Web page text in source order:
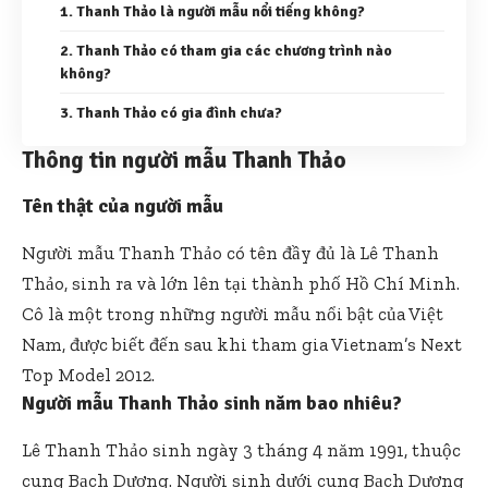
1. Thanh Thảo là người mẫu nổi tiếng không?
2. Thanh Thảo có tham gia các chương trình nào
không?
3. Thanh Thảo có gia đình chưa?
Thông tin người mẫu Thanh Thảo
Tên thật của người mẫu
Người mẫu Thanh Thảo có tên đầy đủ là Lê Thanh
Thảo, sinh ra và lớn lên tại thành phố Hồ Chí Minh.
Cô là một trong những người mẫu nổi bật của Việt
Nam, được biết đến sau khi tham gia Vietnam’s Next
Top Model 2012.
Người mẫu Thanh Thảo sinh năm bao nhiêu?
Lê Thanh Thảo sinh ngày 3 tháng 4 năm 1991, thuộc
cung Bạch Dương. Người sinh dưới cung Bạch Dương